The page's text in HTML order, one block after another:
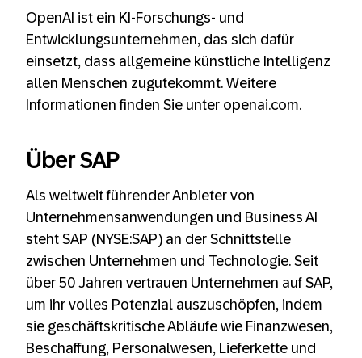
OpenAI ist ein KI-Forschungs- und
Entwicklungsunternehmen, das sich dafür
einsetzt, dass allgemeine künstliche Intelligenz
allen Menschen zugutekommt. Weitere
Informationen finden Sie unter openai.com.
Über SAP
Als weltweit führender Anbieter von
Unternehmensanwendungen und Business AI
steht SAP (NYSE:SAP) an der Schnittstelle
zwischen Unternehmen und Technologie. Seit
über 50 Jahren vertrauen Unternehmen auf SAP,
um ihr volles Potenzial auszuschöpfen, indem
sie geschäftskritische Abläufe wie Finanzwesen,
Beschaffung, Personalwesen, Lieferkette und